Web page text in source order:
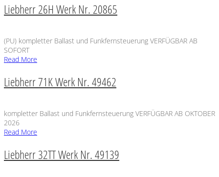
Liebherr 26H Werk Nr. 20865
(PU) kompletter Ballast und Funkfernsteuerung VERFÜGBAR AB
SOFORT
Read More
Liebherr 71K Werk Nr. 49462
kompletter Ballast und Funkfernsteuerung VERFÜGBAR AB OKTOBER
2026
Read More
Liebherr 32TT Werk Nr. 49139